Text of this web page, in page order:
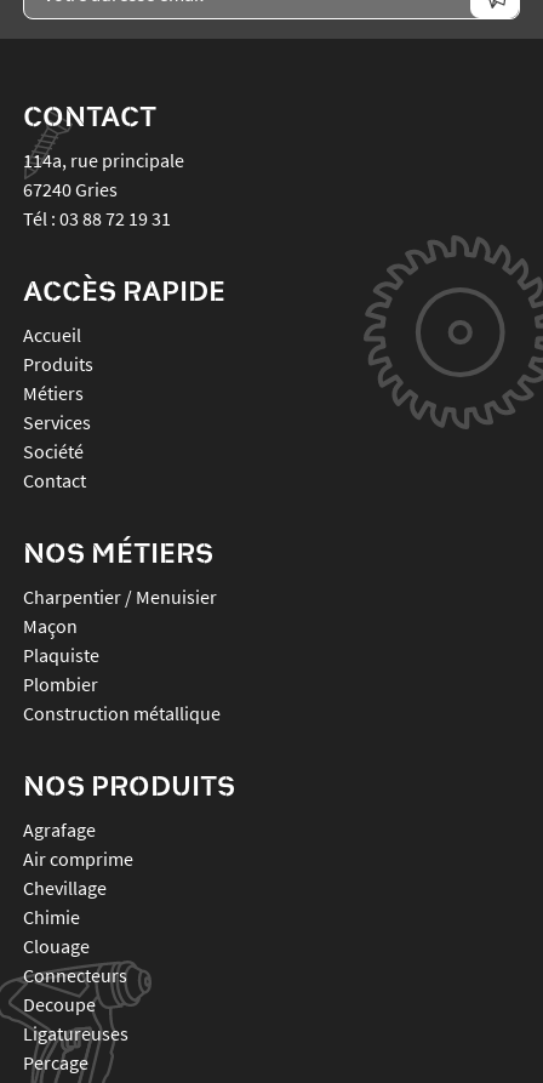
CONTACT
114a, rue principale
67240Gries
Tél : 03 88 72 19 31
ACCÈS RAPIDE
Accueil
Produits
Métiers
Services
Société
Contact
NOS MÉTIERS
Charpentier / Menuisier
Maçon
Plaquiste
Plombier
Construction métallique
NOS PRODUITS
agrafage
air comprime
chevillage
chimie
clouage
connecteurs
decoupe
ligatureuses
percage